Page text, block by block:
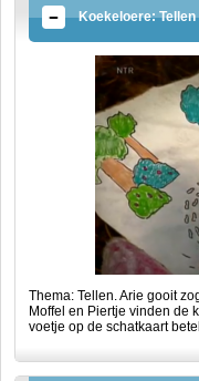
Koekeloere:
Thema: Tellen. Arie gooit
Moffel en Piertje vinden de
voetje op de schatkaart